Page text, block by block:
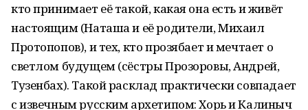
кто принимает её такой, какая она есть и живёт
настоящим (Наташа и её родители, Михаил
Протопопов), и тех, кто прозябает и мечтает о
светлом будущем (сёстры Прозоровы, Андрей,
Тузенбах). Такой расклад практически совпадает
с извечным русским архетипом: Хорь и Калиныч